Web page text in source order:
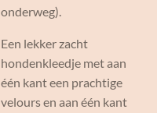
onderweg).
Een lekker zacht
hondenkleedje met aan
één kant een prachtige
velours en aan één kant